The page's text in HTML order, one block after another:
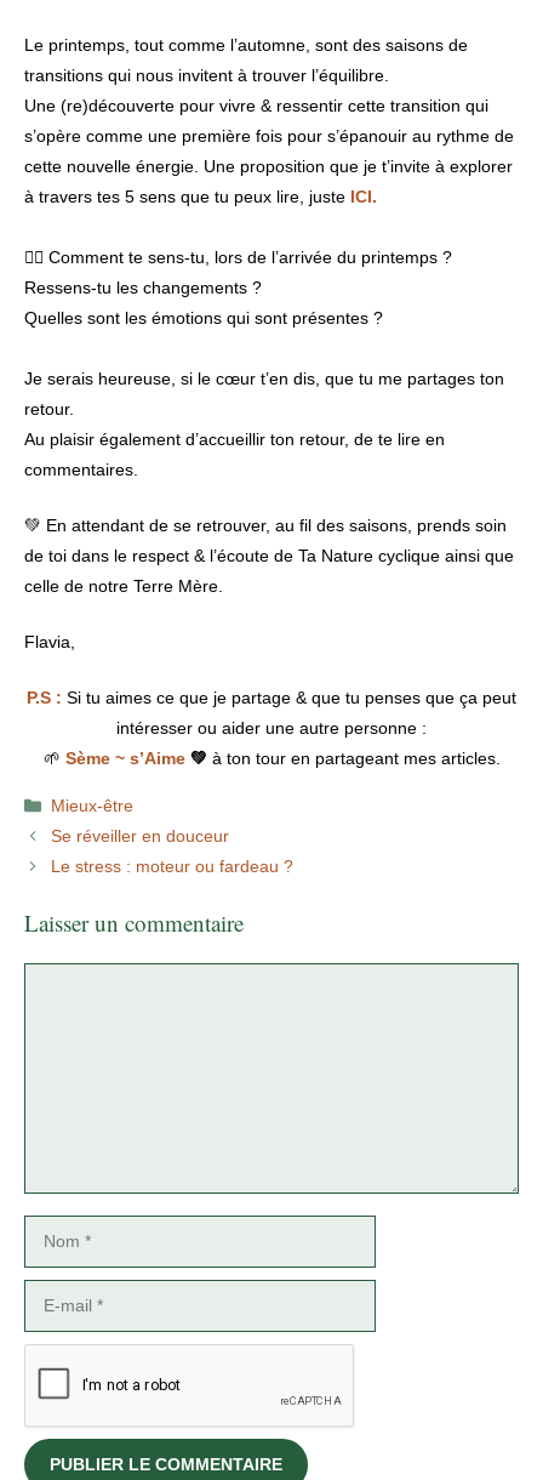
Le printemps, tout comme l’automne, sont des saisons de
transitions qui nous invitent à trouver l’équilibre.
Une (re)découverte pour vivre & ressentir cette transition qui
s’opère comme une première fois pour s’épanouir au rythme de
cette nouvelle énergie. Une proposition que je t’invite à explorer
à travers tes 5 sens que tu peux lire, juste ICI.
👉🏾 Comment te sens-tu, lors de l’arrivée du printemps ?
Ressens-tu les changements ?
Quelles sont les émotions qui sont présentes ?
Je serais heureuse, si le cœur t’en dis, que tu me partages ton
retour.
Au plaisir également d’accueillir ton retour, de te lire en
commentaires.
💚 En attendant de se retrouver, au fil des saisons, prends soin
de toi dans le respect & l’écoute de Ta Nature cyclique ainsi que
celle de notre Terre Mère.
Flavia,
P.S : Si tu aimes ce que je partage & que tu penses que ça peut
intéresser ou aider une autre personne :
🌱 Sème ~ s’Aime💚 à ton tour en partageant mes articles.
Catégories
Mieux-être
Se réveiller en douceur
Le stress : moteur ou fardeau ?
Laisser un commentaire